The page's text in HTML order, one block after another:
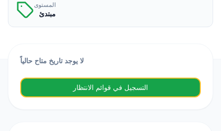
المستوى
مبتدئ
لا يوجد تاريخ متاح حالياً
التسجيل في قوائم الانتظار